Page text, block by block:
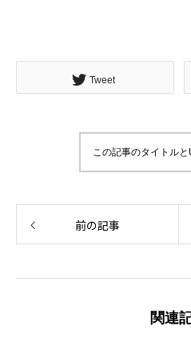
Tweet
この記事のタイトル
前の記事
関連